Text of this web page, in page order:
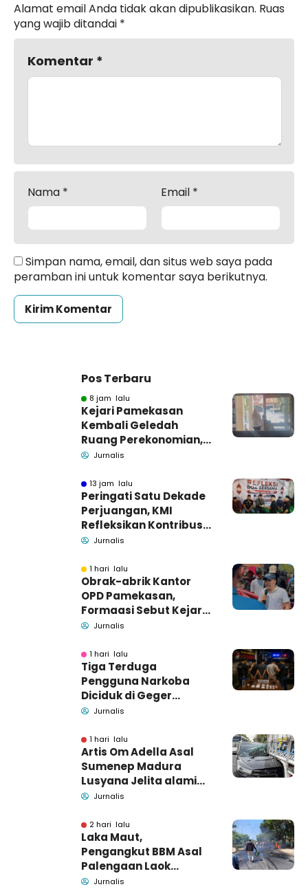
Alamat email Anda tidak akan dipublikasikan. Ruas
yang wajib ditandai *
Komentar *
Nama * Email *
Simpan nama, email, dan situs web saya pada
peramban ini untuk komentar saya berikutnya.
Pos Terbaru
8 jam lalu
Kejari Pamekasan
Kembali Geledah
Ruang Perekonomian,
Pidsus: Tunggu Saja!
Jurnalis
13 jam lalu
Peringati Satu Dekade
Perjuangan, KMI
Refleksikan Kontribusi
untuk Masyarakat
Jurnalis
1 hari lalu
Obrak-abrik Kantor
OPD Pamekasan,
Formaasi Sebut Kejari
Pamekasan
Jurnalis
1 hari lalu
Tiga Terduga
Pengguna Narkoba
Diciduk di Geger
Bangkalan, Polisi Masih
Barang Bukti
Jurnalis
1 hari lalu
Artis Om Adella Asal
Sumenep Madura
Lusyana Jelita alami
kecelakaan di Wonogiri
Jurnalis
2 hari lalu
Laka Maut,
Pengangkut BBM Asal
Palengaan Laok
Pamekasan Meninggal
Jurnalis